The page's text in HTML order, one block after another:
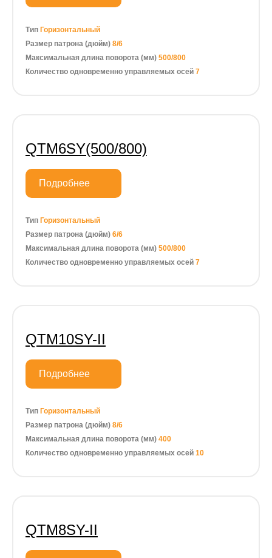
Тип Горизонтальный
Размер патрона (дюйм) 8/6
Максимальная длина поворота (мм) 500/800
Количество одновременно управляемых осей 7
QTM6SY(500/800)
Подробнее
Тип Горизонтальный
Размер патрона (дюйм) 6/6
Максимальная длина поворота (мм) 500/800
Количество одновременно управляемых осей 7
QTM10SY-II
Подробнее
Тип Горизонтальный
Размер патрона (дюйм) 8/6
Максимальная длина поворота (мм) 400
Количество одновременно управляемых осей 10
QTM8SY-II